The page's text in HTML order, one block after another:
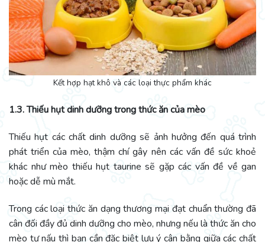
Kết hợp hạt khô và các loại thực phẩm khác
1.3. Thiếu hụt dinh dưỡng trong thức ăn của mèo
Thiếu hụt các chất dinh dưỡng sẽ ảnh hưởng đến quá trình
phát triển của mèo, thậm chí gây nên các vấn đề sức khoẻ
khác như mèo thiếu hụt taurine sẽ gặp các vấn đề về gan
hoặc dễ mù mắt.
Trong các loại thức ăn dạng thương mại đạt chuẩn thường đã
cân đối đầy đủ dinh dưỡng cho mèo, nhưng nếu là thức ăn cho
mèo tự nấu thì bạn cần đặc biệt lưu ý cân bằng giữa các chất